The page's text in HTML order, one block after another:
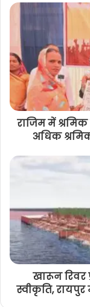
श्री
श्रद्धालु
के 94
राजिम में
अधिक
खारून रिवर
स्वीकृति,